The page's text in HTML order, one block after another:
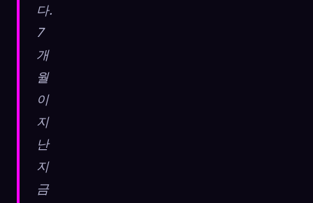
다.
7
개
월
이
지
난
지
금